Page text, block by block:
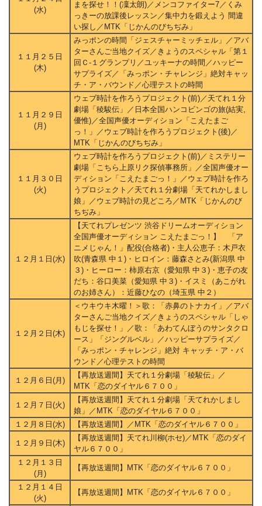
(水)
まを探せ！！(凜太朗)／メンコファイター7／くみ
っきーの放課後レッスン／集中力を鍛えよう 間違
い探し／MTK「じかんのびちぢみ」
１１月２５日
(木)
みっポンの時間「ジェスチャーミッチェル」／アバ
ターさんご当地クイズ／きょうのスペシャル「第１
回Ｃ-１グランプリ／ユッキーナの時間／ハッピー
サプライズ／「みっポン・チャレンジ」絶対キャッ
チ・ア・バウンド／心理テストの時間
１１月２９日
(月)
ウェブ時計を作ろうプロジェクト(前)／天てれ１分
劇場「稜駿伝」／日本全国ハンコビンゴの旅(結実,
優惟)／全国声優オーディション「こえたまご
っ！」／ウェブ時計を作ろうプロジェクト(後)／
MTK「じかんのびちぢみ」
１１月３０日
(火)
ウェブ時計を作ろうプロジェクト(前)／ミステリー
劇場「こちら上原リク探偵事務所」／全国声優オー
ディション「こえたまごっ！」／ウェブ時計を作ろ
うプロジェクト／天てれ１分劇場「天てれかしまし
娘」／ウェブ時計の見どころ／MTK「じかんのび
ちぢみ」
１２月１日(水)
【天てれプレゼンツ 渋谷ドリームオーディション
全国声優オーディション こえたまごっ！】 「ア
ニメじゃん！」配役(合格者)・主人公恵子：木戸衣
吹(青森県 中１)・ヒロイン：藤森さとみ(新潟県 中
３)・ヒーロー：柿原右京（愛知県 中３)・恵子の友
だち：谷口美菜（愛知県 中３)・イスミ（あこがれ
のお姉さん）：近藤ひなの（埼玉県 中２）
１２月２日(木)
＜ウキウキ木曜！＞歌：「赤鼻のトナカイ」／アバ
ターさんご当地クイズ／きょうのスペシャル「しゃ
もじを探せ！」／歌：「あわてんぼうのサンタクロ
ース」「ジングルベル」／ハッピーサプライズ／
「みっポン・チャレンジ」絶対 キャッチ・ア・バ
ウンド／心理テストの時間
１２月６日(月)
【再放送週間】天てれ１分劇場「稜駿伝」／
MTK「恋のダイヤル６７００」
１２月７日(火)
【再放送週間】天てれ１分劇場「天てれかしまし
娘」／MTK「恋のダイヤル６７００」
１２月８日(水)
【再放送週間】／MTK「恋のダイヤル６７００」
１２月９日(木)
【再放送週間】天てれ川柳(ホセ)／MTK「恋のダイ
ヤル６７００」
１２月１３日
(月)
【再放送週間】MTK「恋のダイヤル６７００」
１２月１４日
(火)
【再放送週間】MTK「恋のダイヤル６７００」